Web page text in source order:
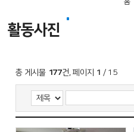
활동사진
총 게시물 177건, 페이지 1 / 15